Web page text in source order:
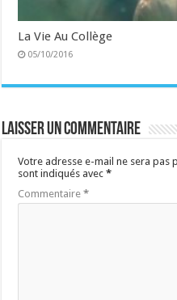
La Vie Au Collège
05/10/2016
Laisser un commentaire
Votre adresse e-mail ne sera pas
sont indiqués avec*
Commentaire*